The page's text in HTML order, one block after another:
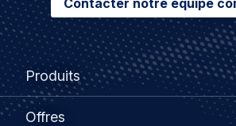
Contacter notre équipe
Footer
menu
Produits
Produits
Offres
Offres